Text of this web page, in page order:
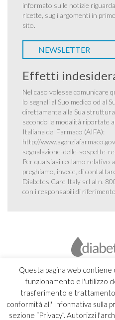
Questa pagina web contiene
funzionamento e l'utilizzo
trasferimento e
conformità all' Informativa sulla
sezione “Privacy”. Autorizzi
informato sulle notizie
ricette, sugli argomenti in
sito.
NEWSLETTER
Effetti
Nel caso volesse comunicare
lo segnali al Suo medico od al
direttamente alla Sua
secondo le modalità riportate
Italiana del Farmaco (AIFA):
http://
segnalazione-delle-sospette-
Per qualsiasi reclamo relativo
preghiamo, invece, di
Diabetes Care Italy srl al n.
con i responsabili di